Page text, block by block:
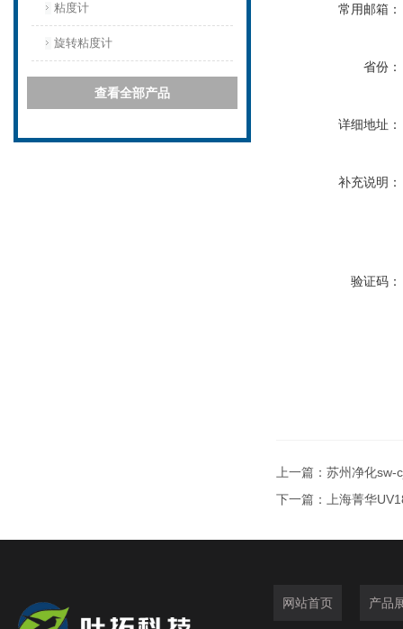
粘度计
旋转粘度计
查看全部产品
常用邮箱：
省份：
详细地址：
补充说明：
验证码：
上一篇： 苏州净化sw-
下一篇：
上海菁华
网站首页 产品